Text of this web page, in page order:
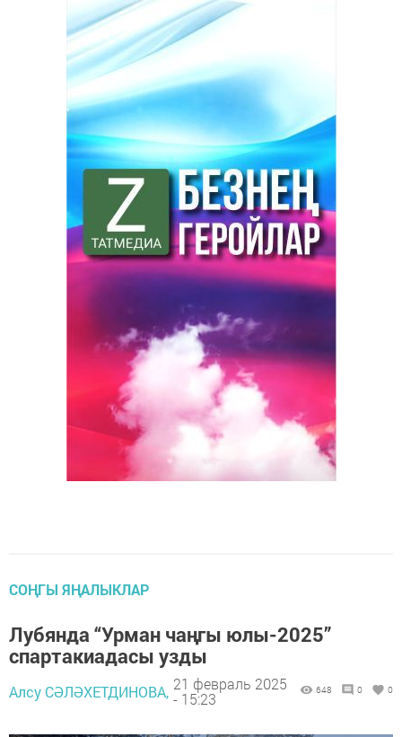
СОҢГЫ ЯҢАЛЫКЛАР
Лубянда “Урман чаңгы юлы-2025”
спартакиадасы узды
Алсу СӘЛӘХЕТДИНОВА, 21 февраль 2025
- 15:23
648 0 0